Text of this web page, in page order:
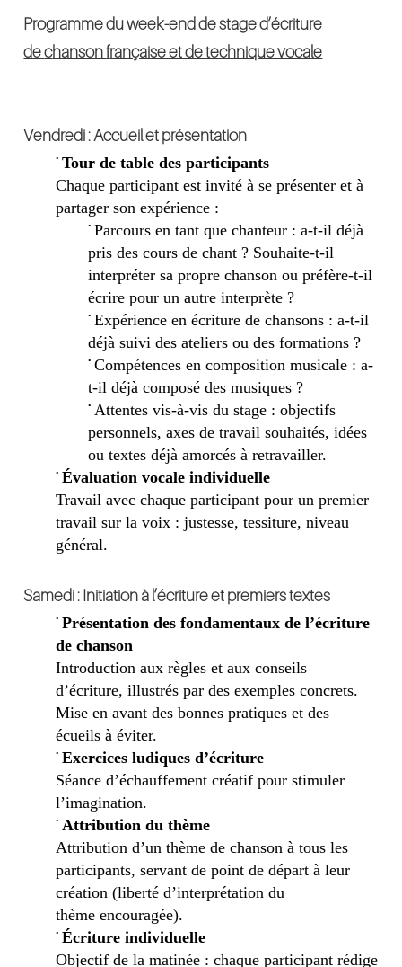
Programmedu week-end destage d’écriture
dechansonfrançaise et de technique vocale
Vendredi : Accueil etprésentation
•Tour de table des participants
Chaque participant est invité à se présenter et à
partager son expérience :
•Parcours en tant que chanteur : a-t-il déjà
pris des cours de chant ? Souhaite-t-il
interpréter sa propre chanson ou préfère-t-il
écrire pour un autre interprète ?
•Expérience en écriture de chansons : a-t-il
déjà suivi des ateliers ou des formations ?
•Compétences en composition musicale : a-
t-il déjà composé des musiques ?
• Attentes vis-à-vis du stage : objectifs
personnels, axes de travail souhaités, idées
ou textes déjà amorcés à retravailler.
•Évaluation vocale individuelle
Travail avec chaque participant pour un premier
travail sur la voix : justesse, tessiture, niveau
général.
Samedi : Initiation à l’écriture et premiers textes
•Présentation des fondamentaux de l’écriture
de chanson
Introduction aux règles etauxconseils
d’écriture, illustrés par des exemples concrets.
Mise en avant des bonnes pratiques et des
écueils à éviter.
•Exercices ludiques d’écriture
Séance d’échauffement créatif pour stimuler
l’imagination.
• Attribution du thème
Attribution d’un thème de chanson à tous les
participants, servant de point de départ à leur
création (liberté d’interprétationdu
thèmeencouragée).
•Écriture individuelle
Objectif de la matinée : chaque participant rédige